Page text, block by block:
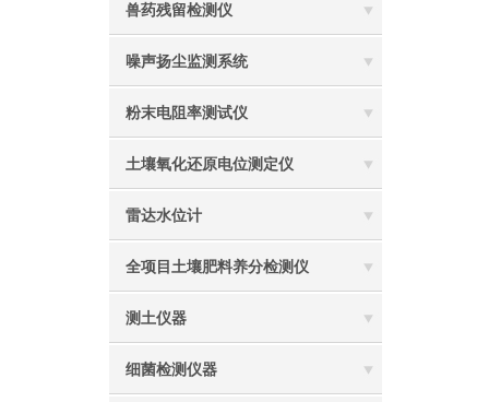
兽药残留检测仪
噪声扬尘监测系统
粉末电阻率测试仪
土壤氧化还原电位测定仪
雷达水位计
全项目土壤肥料养分检测仪
测土仪器
细菌检测仪器